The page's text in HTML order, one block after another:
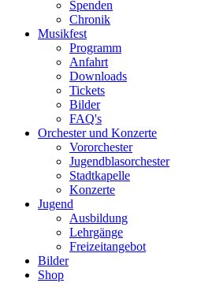
Spenden
Chronik
Musikfest
Programm
Anfahrt
Downloads
Tickets
Bilder
FAQ's
Orchester und Konzerte
Vororchester
Jugendblasorchester
Stadtkapelle
Konzerte
Jugend
Ausbildung
Lehrgänge
Freizeitangebot
Bilder
Shop